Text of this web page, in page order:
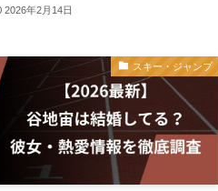
2026年2月14日
スキー・ジャンプ